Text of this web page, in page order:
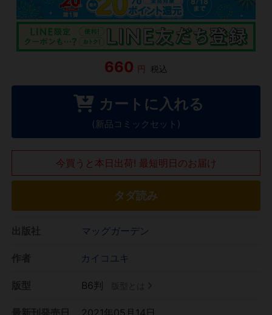
660 円 税込
カートに入れる
(新品コミックセット)
今買うと本日出荷! 最短明日のお届け
タダ読み
マッグガーデン
カイコユキ
B6判
2021年05月14日